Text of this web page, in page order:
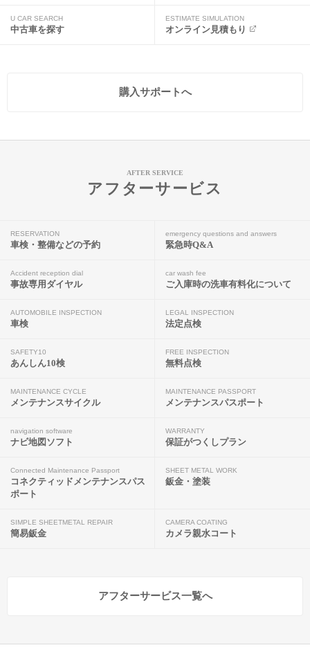
U CAR SEARCH
中古車を探す
ESTIMATE SIMULATION
オンライン見積もり
購入サポートへ
AFTER SERVICE
アフターサービス
RESERVATION
車検・整備などの予約
emergency questions and answers
緊急時Q&A
Accident reception dial
事故専用ダイヤル
car wash fee
ご入庫時の洗車有料化について
AUTOMOBILE INSPECTION
車検
LEGAL INSPECTION
法定点検
SAFETY10
あんしん10検
FREE INSPECTION
無料点検
MAINTENANCE CYCLE
メンテナンスサイクル
MAINTENANCE PASSPORT
メンテナンスパスポート
navigation software
ナビ地図ソフト
WARRANTY
保証がつくしプラン
Connected Maintenance Passport
コネクティッドメンテナンスパス
ポート
SHEET METAL WORK
鈑金・塗装
SIMPLE SHEETMETAL REPAIR
簡易鈑金
CAMERA COATING
カメラ親水コート
アフターサービス一覧へ